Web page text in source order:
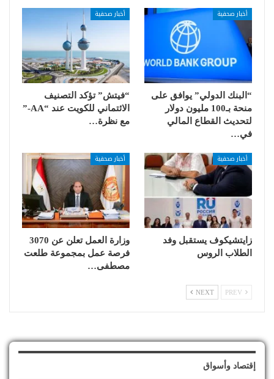
أخبار صحفية
“البنك الدولي” يوافق على
منحة بـ100 مليون دولار
لتحديث القطاع المالي
في…
أخبار صحفية
“فيتش” تؤكد التصنيف
الائتماني للكويت عند “AA-”
مع نظرة…
أخبار صحفية
زايتشيكوف يستقبل وفد
الطلاب الروس
أخبار صحفية
وزارة العمل تعلن عن 3070
فرصة عمل بمجموعة طلعت
مصطفى…
NEXT
إقتصاد وأسواق